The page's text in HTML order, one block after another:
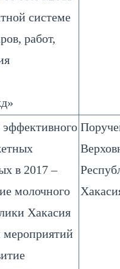
системе
работ,
эффективного
в 2017 –
молочного
Хакасия
мероприятий